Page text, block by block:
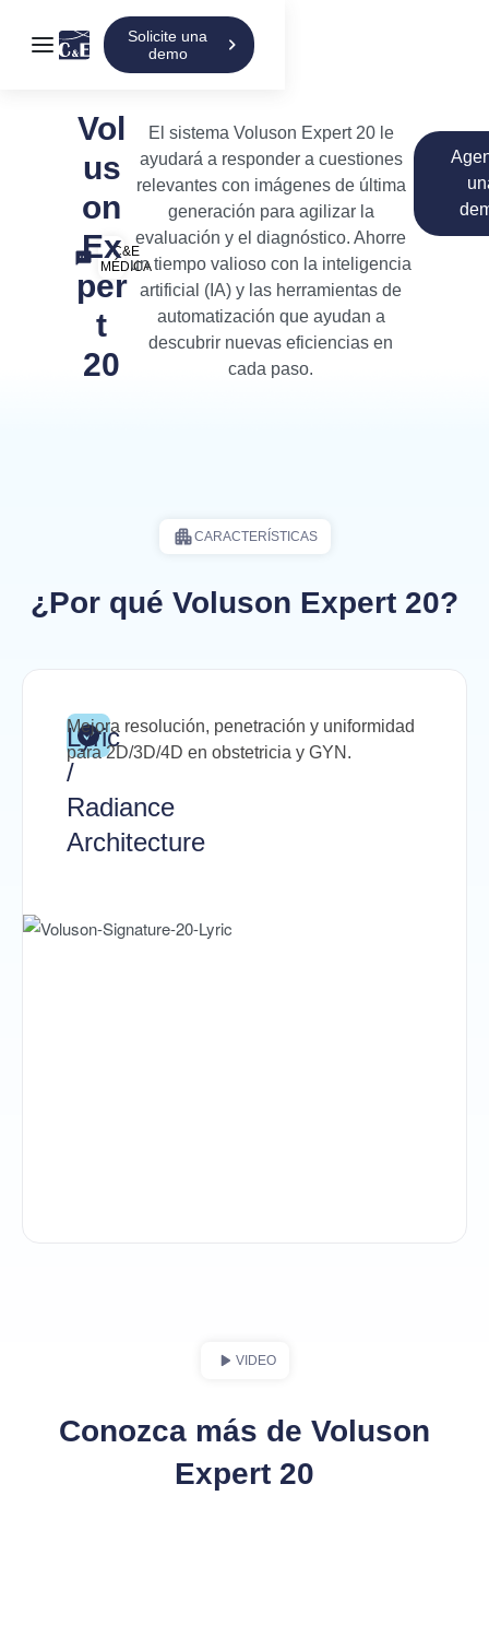
Solicite una
demo
C&E
MÉDICA
Vol
us
on
Ex
per
t
20
El sistema Voluson Expert 20 le
ayudará a responder a cuestiones
relevantes con imágenes de última
generación para agilizar la
evaluación y el diagnóstico. Ahorre
un tiempo valioso con la inteligencia
artificial (IA) y las herramientas de
automatización que ayudan a
descubrir nuevas eficiencias en
cada paso.
CARACTERÍSTICAS
¿Por qué Voluson Expert 20?
Lyric
/
Radiance
Architecture
Mejora resolución, penetración y uniformidad
para 2D/3D/4D en obstetricia y GYN.
VIDEO
Conozca más de Voluson
Expert 20